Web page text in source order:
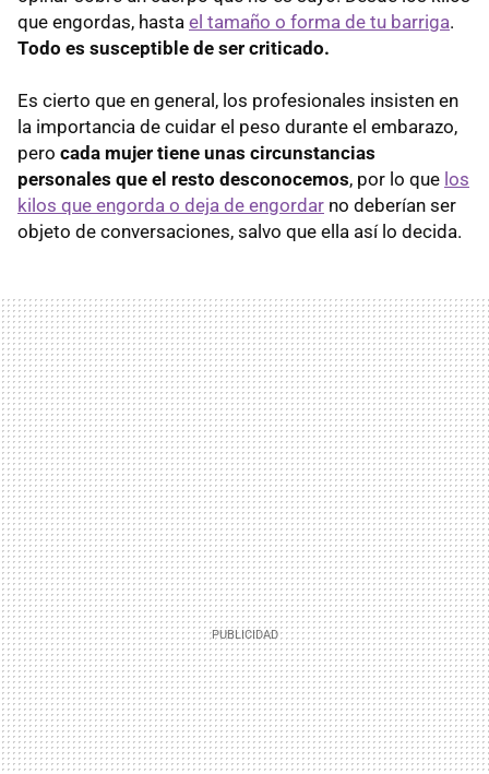
que engordas, hasta el tamaño o forma de tu barriga.
Todo es susceptible de ser criticado.
Es cierto que en general, los profesionales insisten en
la importancia de cuidar el peso durante el embarazo,
pero cada mujer tiene unas circunstancias
personales que el resto desconocemos, por lo que los
kilos que engorda o deja de engordar no deberían ser
objeto de conversaciones, salvo que ella así lo decida.